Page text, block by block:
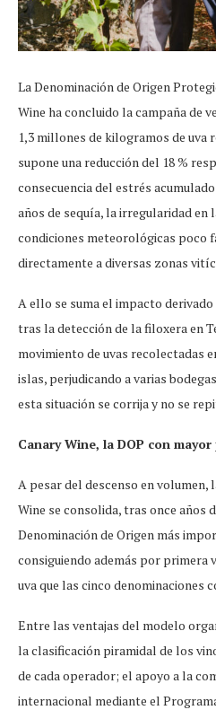
La Denominación de Origen
Wine ha concluido la campaña de
1,3 millones de kilogramos de uva
supone una reducción del 18 %
consecuencia del estrés
años de sequía, la irregularidad en
condiciones meteorológicas poco
directamente a diversas zonas
A ello se suma el impacto
tras la detección de la filoxera en
movimiento de uvas recolectadas
islas, perjudicando a varias
esta situación se corrija y no se
Canary Wine, la DOP con
A pesar del descenso en volumen,
Wine se consolida, tras once años
Denominación de Origen más
consiguiendo además por primera
uva que las cinco denominaciones
Entre las ventajas del modelo
la clasificación piramidal de los
de cada operador; el apoyo a la
internacional mediante el